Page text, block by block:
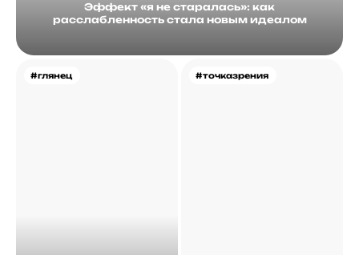
Эффект «я не старалась»: как
расслабленность стала новым идеалом
#глянец #точказрения